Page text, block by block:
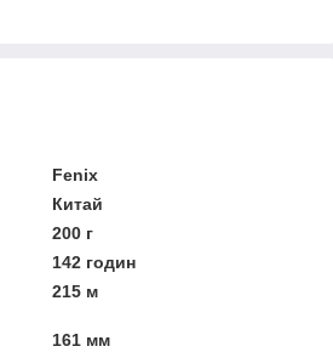
Fenix
Китай
200 г
142 годин
215 м
161 мм